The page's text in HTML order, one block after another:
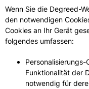
Wenn Sie die Degreed-
den notwendigen
Cookies an Ihr Gerät
folgendes umfassen:
Funktionalität der
notwendig für